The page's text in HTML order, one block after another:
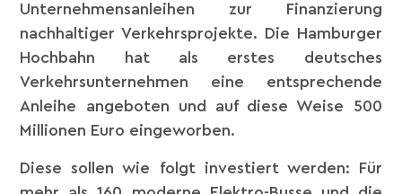
Unternehmensanleihen zur Finanzierung
nachhaltiger Verkehrsprojekte. Die Hamburger
Hochbahn hat als erstes deutsches
Verkehrsunternehmen eine entsprechende
Anleihe angeboten und auf diese Weise 500
Millionen Euro eingeworben.
Diese sollen wie folgt investiert werden: Für